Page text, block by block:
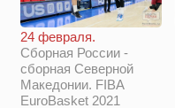
24 февраля.
Сборная России -
сборная Северной
Македонии. FIBA
EuroBasket 2021